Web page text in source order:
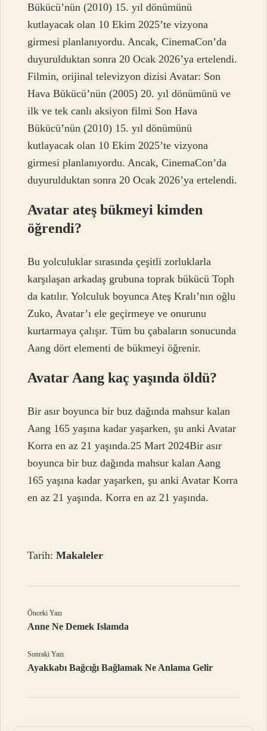
Bükücü’nün (2010) 15. yıl dönümünü
kutlayacak olan 10 Ekim 2025’te vizyona
girmesi planlanıyordu. Ancak, CinemaCon’da
duyurulduktan sonra 20 Ocak 2026’ya ertelendi.
Filmin, orijinal televizyon dizisi Avatar: Son
Hava Bükücü’nün (2005) 20. yıl dönümünü ve
ilk ve tek canlı aksiyon filmi Son Hava
Bükücü’nün (2010) 15. yıl dönümünü
kutlayacak olan 10 Ekim 2025’te vizyona
girmesi planlanıyordu. Ancak, CinemaCon’da
duyurulduktan sonra 20 Ocak 2026’ya ertelendi.
Avatar ateş bükmeyi kimden
öğrendi?
Bu yolculuklar sırasında çeşitli zorluklarla
karşılaşan arkadaş grubuna toprak bükücü Toph
da katılır. Yolculuk boyunca Ateş Kralı’nın oğlu
Zuko, Avatar’ı ele geçirmeye ve onurunu
kurtarmaya çalışır. Tüm bu çabaların sonucunda
Aang dört elementi de bükmeyi öğrenir.
Avatar Aang kaç yaşında öldü?
Bir asır boyunca bir buz dağında mahsur kalan
Aang 165 yaşına kadar yaşarken, şu anki Avatar
Korra en az 21 yaşında.25 Mart 2024Bir asır
boyunca bir buz dağında mahsur kalan Aang
165 yaşına kadar yaşarken, şu anki Avatar Korra
en az 21 yaşında. Korra en az 21 yaşında.
Tarih:Makaleler
Önceki Yazı
Anne Ne Demek Islamda
Sonraki Yazı
Ayakkabı Bağcığı Bağlamak Ne Anlama Gelir